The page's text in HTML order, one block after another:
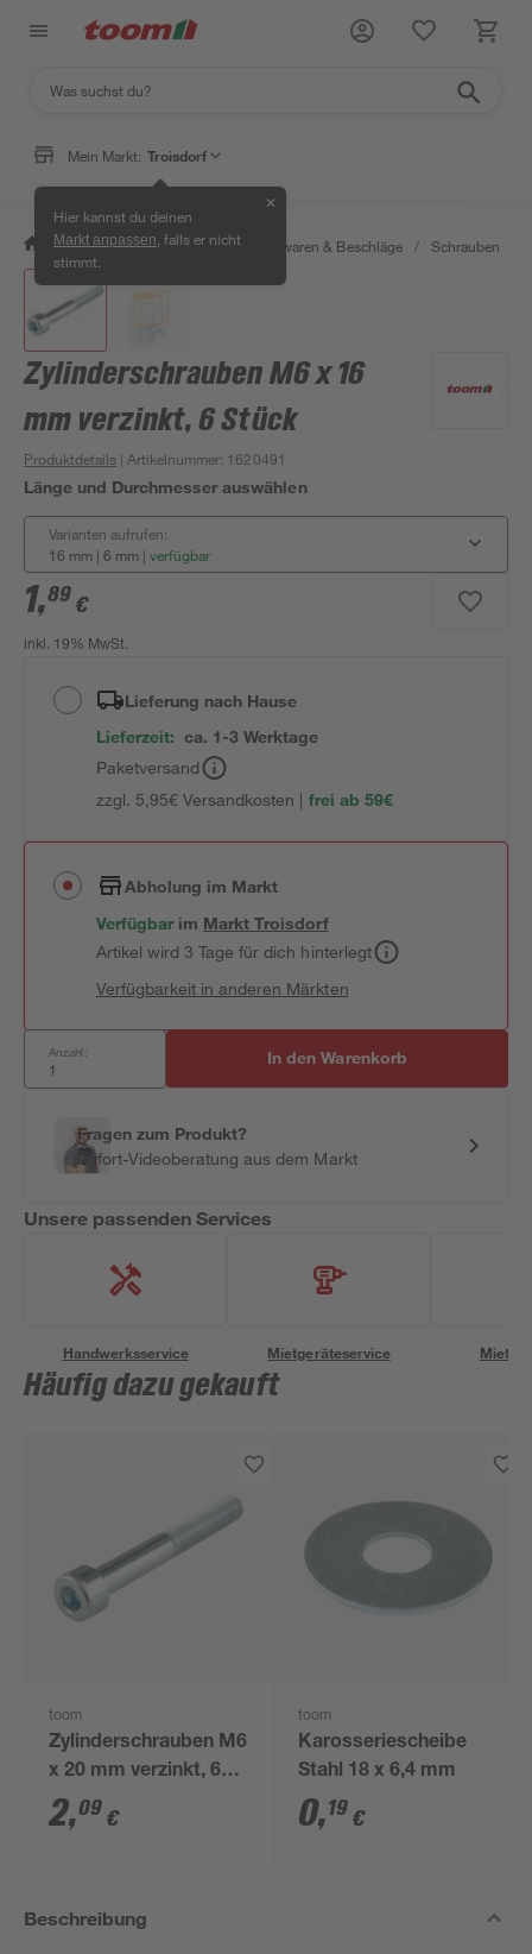
Mein Markt: Troisdorf
Hier kannst du deinen
Markt anpassen , falls er nicht
stimmt.
✕
/ Werkstatt & Maschinen / Eisenwaren & Beschläge / Schrauben
Zylinderschrauben M6 x 16
mm verzinkt, 6 Stück
Produktdetails | Artikelnummer: 1620491
Länge und Durchmesser auswählen
Varianten aufrufen:
16 mm | 6 mm | verfügbar
1,89 €
inkl. 19% MwSt.
Lieferung nach Hause
Lieferzeit: ca. 1-3 Werktage
Paketversand
zzgl. 5,95€ Versandkosten | frei ab 59€
Abholung im Markt
Verfügbar im MarktTroisdorf
Artikel wird 3 Tage für dich hinterlegt
Verfügbarkeit in anderen Märkten
Anzahl: In den Warenkorb
Fragen zum Produkt?
Sofort-Videoberatung aus dem Markt
Unsere passenden Services
Handwerksservice Mietgeräteservice
Häufig dazu gekauft
toom
Zylinderschrauben M6
x 20 mm verzinkt, 6
Stück
2,09 €
toom
Karosseriescheibe
Stahl 18 x 6,4 mm
0,19 €
Beschreibung